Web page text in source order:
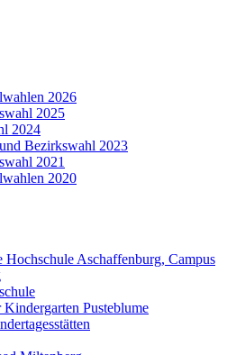
2026
2025
2024
Bezirkswahl 2023
2021
2020
Hochschule Aschaffenburg, Campus
Kindergarten Pusteblume